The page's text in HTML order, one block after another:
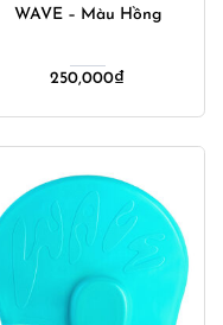
WAVE – Màu Hồng
250,000₫